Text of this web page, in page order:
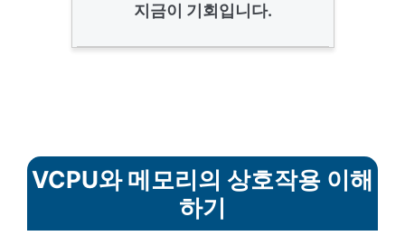
지금이 기회입니다.
VCPU와 메모리의 상호작용 이해
하기